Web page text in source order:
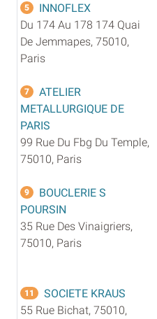
5
INNOFLEX
Du 174 Au 178 174 Quai
De Jemmapes, 75010,
Paris
7
ATELIER
METALLURGIQUE DE
PARIS
99 Rue Du Fbg Du Temple,
75010, Paris
9
BOUCLERIE S
POURSIN
35 Rue Des Vinaigriers,
75010, Paris
11
SOCIETE KRAUS
55 Rue Bichat, 75010,